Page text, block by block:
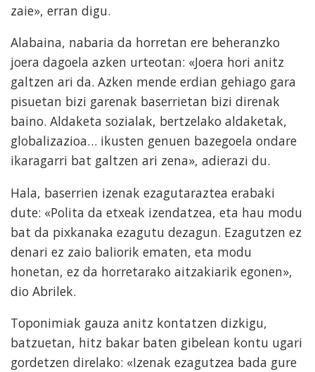
zaie», erran digu.
Alabaina, nabaria da horretan ere beheranzko
joera dagoela azken urteotan: «Joera hori anitz
galtzen ari da. Azken mende erdian gehiago gara
pisuetan bizi garenak baserrietan bizi direnak
baino. Aldaketa sozialak, bertzelako aldaketak,
globalizazioa… ikusten genuen bazegoela ondare
ikaragarri bat galtzen ari zena», adierazi du.
Hala, baserrien izenak ezagutaraztea erabaki
dute: «Polita da etxeak izendatzea, eta hau modu
bat da pixkanaka ezagutu dezagun. Ezagutzen ez
denari ez zaio baliorik ematen, eta modu
honetan, ez da horretarako aitzakiarik egonen»,
dio Abrilek.
Toponimiak gauza anitz kontatzen dizkigu,
batzuetan, hitz bakar baten gibelean kontu ugari
gordetzen direlako: «Izenak ezagutzea bada gure